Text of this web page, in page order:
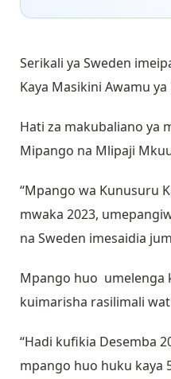
Serikali ya Sweden
Kaya Masikini Awamu
Hati za makubaliano ya
Mipango na Mlipaji
“Mpango wa Kunusuru
mwaka 2023,
na Sweden imesaidia
Mpango huo umelenga
kuimarisha rasilimali
“Hadi kufikia Desemba
mpango huo huku kaya